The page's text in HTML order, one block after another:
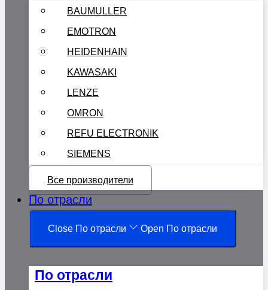
BAUMULLER
EMOTRON
HEIDENHAIN
KAWASAKI
LENZE
OMRON
REFU ELECTRONIK
SIEMENS
Все производители
По отрасли
Close По отрасли Open По отрасли
По отрасли